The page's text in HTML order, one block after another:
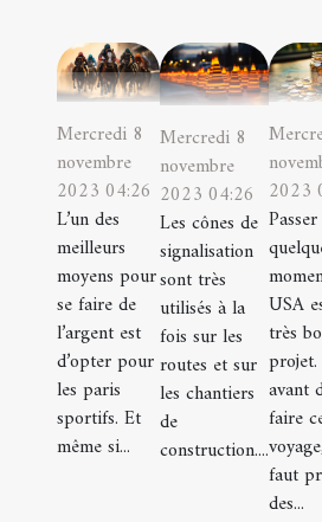
Mercredi 8
novembre
2023 04:26
L’un des
meilleurs
moyens pour
se faire de
l’argent est
d’opter pour
les paris
sportifs. Et
même si...
Mercredi 8
novembre
2023 04:26
Les cônes de
signalisation
sont très
utilisés à la
fois sur les
routes et sur
les chantiers
de
construction....
2023
Passer
USA
très
avant
faire
faut
des...